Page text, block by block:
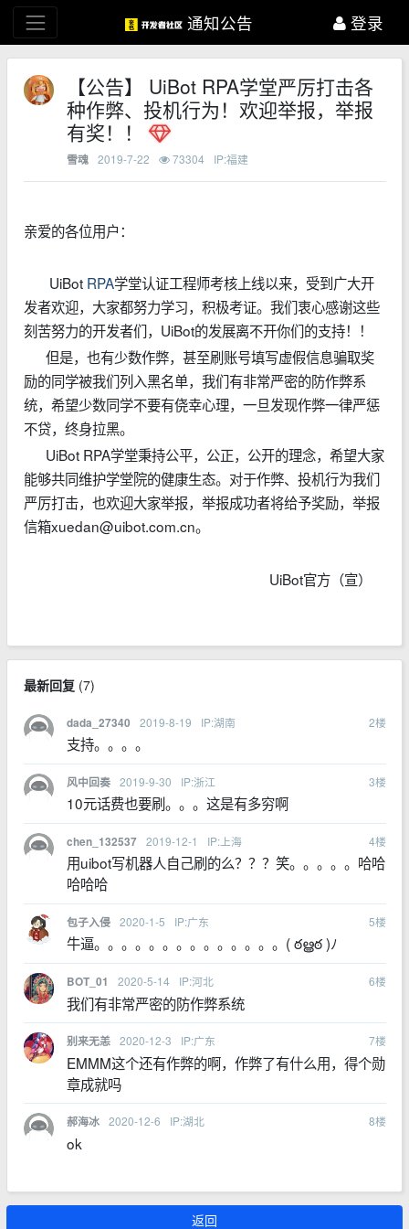
通知公告 登录
【公告】 UiBot RPA学堂严厉打击各
种作弊、投机行为！欢迎举报，举报
有奖！！
雪魂 2019-7-22 73304 IP:福建
亲爱的各位用户：
UiBot RPA学堂认证工程师考核上线以来，受到广大开
发者欢迎，大家都努力学习，积极考证。我们衷心感谢这些
刻苦努力的开发者们，UiBot的发展离不开你们的支持！！
但是，也有少数作弊，甚至刷账号填写虚假信息骗取奖
励的同学被我们列入黑名单，我们有非常严密的防作弊系
统，希望少数同学不要有侥幸心理，一旦发现作弊一律严惩
不贷，终身拉黑。
UiBot RPA学堂秉持公平，公正，公开的理念， 希望大家
能够共同维护学堂院的健康生态。对于作弊、投机行为我们
严厉打击，也欢迎大家举报，举报成功者将给予奖励，举报
信箱xuedan@uibot.com.cn。
UiBot官方（宣）
最新回复(7)
dada_27340 2019-8-19 IP:湖南 2楼
支持。。。。
风中回奏 2019-9-30 IP:浙江 3楼
10元话费也要刷。。。这是有多穷啊
chen_132537 2019-12-1 IP:上海 4楼
用uibot写机器人自己刷的么？？？笑。。。。。哈哈
哈哈哈
包子入侵 2020-1-5 IP:广东 5楼
牛逼。。。。。。。。。。。。。。( ఠൠఠ )ﾉ
BOT_01 2020-5-14 IP:河北 6楼
我们有非常严密的防作弊系统
别来无恙 2020-12-3 IP:广东 7楼
EMMM这个还有作弊的啊，作弊了有什么用，得个勋
章成就吗
郝海冰 2020-12-6 IP:湖北 8楼
ok
返回